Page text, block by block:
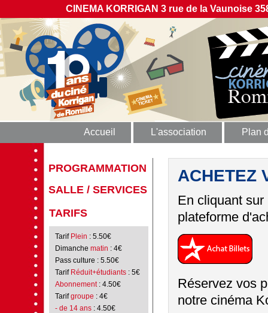
CINEMA KORRIGAN 3 rue de la Vaunoise
Accueil L'association Plan
PROGRAMMATION
SALLE / SERVICES
TARIFS
Tarif Plein : 5.50€
Dimanche matin : 4€
Pass culture : 5.50€
Tarif Réduit+étudiants : 5€
Abonnement: 4.50€
Tarifgroupe : 4€
- de 14 ans: 4.50€
ACHETEZ
En cliquant
plateforme
Réservez vos
notre cinéma